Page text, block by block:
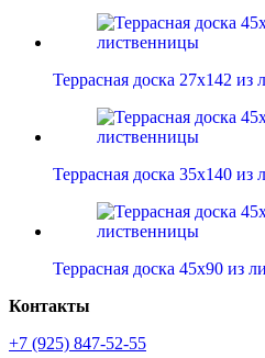
Террасная доска 27х142 из
Террасная доска 35х140 из
Террасная доска 45х90 из
Контакты
+7 (925) 847-52-55